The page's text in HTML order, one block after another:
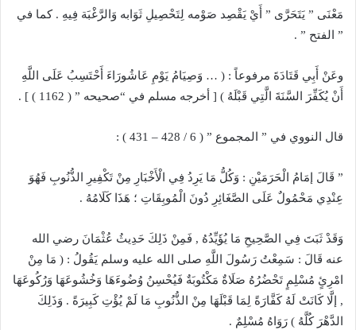
مَعْنَى ” يَتَحَرَّى ” أَيْ يَقْصِد صَوْمه لِتَحْصِيلِ ثَوَابه وَالرَّغْبَة فِيهِ . كما في
” الفتح ” .
وعَنْ أَبِي قَتَادَةَ مرفوعاً : ( … وَصِيَامُ يَوْمِ عَاشُورَاءَ أَحْتَسِبُ عَلَى اللَّهِ
أَنْ يُكَفِّرَ السَّنَةَ الَّتِي قَبْلَهُ ) [ أخرجه مسلم في “صحيحه ” ( 1162 ) ] .
قال النووي في ” المجموع ” ( 6 / 428 – 431 ) :
” قَالَ إمَامُ الْحَرَمَيْنِ : وَكُلُّ مَا يَرِدُ فِي الْأَخْبَارِ مِنْ تَكْفِيرِ الذُّنُوبِ فَهُوَ
عِنْدِي مَحْمُولٌ عَلَى الصَّغَائِرِ دُونَ الْمُوبِقَاتِ ؛ هَذَا كَلَامُهُ .
وَقَدْ ثَبَتَ فِي الصَّحِيحِ مَا يُؤَيِّدُهُ , فَمِنْ ذَلِكَ حَدِيثُ عُثْمَانَ رضي الله
عنه قَالَ : سَمِعْتُ رَسُولَ اللَّهِ صلى الله عليه وسلم يَقُولُ : ( مَا مِنْ
امْرِئٍ مُسْلِمٍ تَحْضُرُهُ صَلَاةٌ مَكْتُوبَةٌ فَيُحْسِنُ وُضُوءَهَا وَخُشُوعَهَا وَرُكُوعَهَا
, إلَّا كَانَتْ لَهُ كَفَّارَةً لِمَا قَبْلَهَا مِنْ الذُّنُوبِ مَا لَمْ يُؤْتِ كَبِيرَةً . وَذَلِكَ
الدَّهْرَ كُلَّهُ ) رَوَاهُ مُسْلِمٌ .